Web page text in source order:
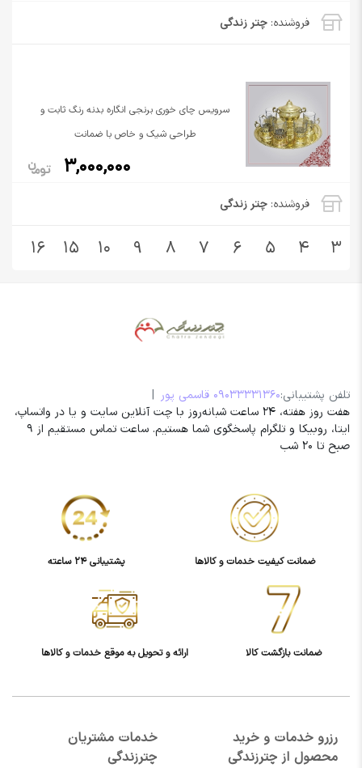
فروشنده:چتر زندگی
فروشنده:چتر زندگی
سرویس چای خوری برنجی انگاره بدنه رنگ ثابت و
طراحی شیک و خاص با ضمانت
3,000,000
3
4
5
6
7
8
9
10
15
16
تلفن پشتیبانی:09033331360 قاسمی پور
|
هفت روز هفته، 24 ساعت شبانه‌روز با چت آنلاین سایت و یا در واتساپ،
ایتا، روبیکا و تلگرام پاسخگوی شما هستیم. ساعت تماس مستقیم از 9
صبح تا 20 شب
ضمانت کیفیت خدمات و کالاها پشتیبانی 24 ساعته
ضمانت بازگشت کالا ارائه و تحویل به موقع خدمات و کالاها
رزرو خدمات و خرید
محصول از چترزندگی
خدمات مشتریان
چترزندگی